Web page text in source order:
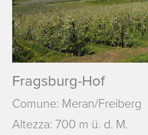
Fragsburg-Hof
Comune: Meran/Freiberg
Altezza: 700 m ü. d. M.